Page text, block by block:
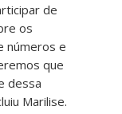
de
os
números e
que
dessa
Marilise.